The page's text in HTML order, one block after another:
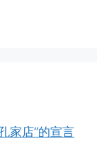
家店”的宣言